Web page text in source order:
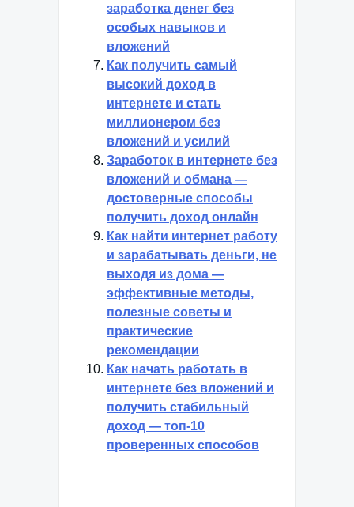
заработка денег без
особых навыков и
вложений
Как получить самый
высокий доход в
интернете и стать
миллионером без
вложений и усилий
Заработок в интернете без
вложений и обмана —
достоверные способы
получить доход онлайн
Как найти интернет работу
и зарабатывать деньги, не
выходя из дома —
эффективные методы,
полезные советы и
практические
рекомендации
Как начать работать в
интернете без вложений и
получить стабильный
доход — топ-10
проверенных способов